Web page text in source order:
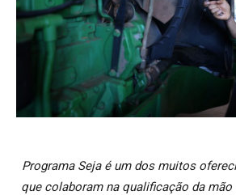
Programa Seja é um dos muitos
que colaboram na qualificação da mão